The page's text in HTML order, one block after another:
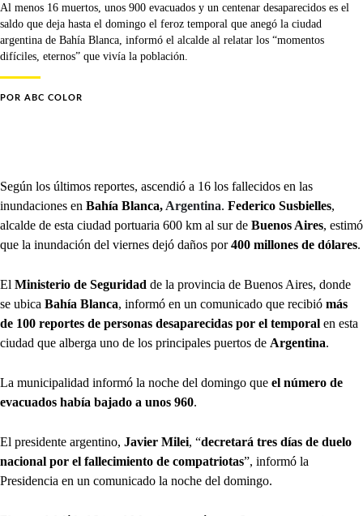
Al menos 16 muertos, unos 900 evacuados y un centenar desaparecidos es el
saldo que deja hasta el domingo el feroz temporal que anegó la ciudad
argentina de Bahía Blanca, informó el alcalde al relatar los “momentos
difíciles, eternos” que vivía la población.
POR ABC COLOR
Según los últimos reportes, ascendió a 16 los fallecidos en las
inundaciones en Bahía Blanca, Argentina. Federico Susbielles,
alcalde de esta ciudad portuaria 600 km al sur de Buenos Aires, estimó
que la inundación del viernes dejó daños por400 millones de dólares.
El Ministerio de Seguridad de la provincia de Buenos Aires, donde
se ubica Bahía Blanca, informó en un comunicado que recibió más
de 100 reportes de personas desaparecidas por el temporal en esta
ciudad que alberga uno de los principales puertos de Argentina.
La municipalidad informó la noche del domingo que el número de
evacuados había bajado a unos 960.
El presidente argentino, Javier Milei, “decretará tres días de duelo
nacional por el fallecimiento de compatriotas”, informó la
Presidencia en un comunicado la noche del domingo.